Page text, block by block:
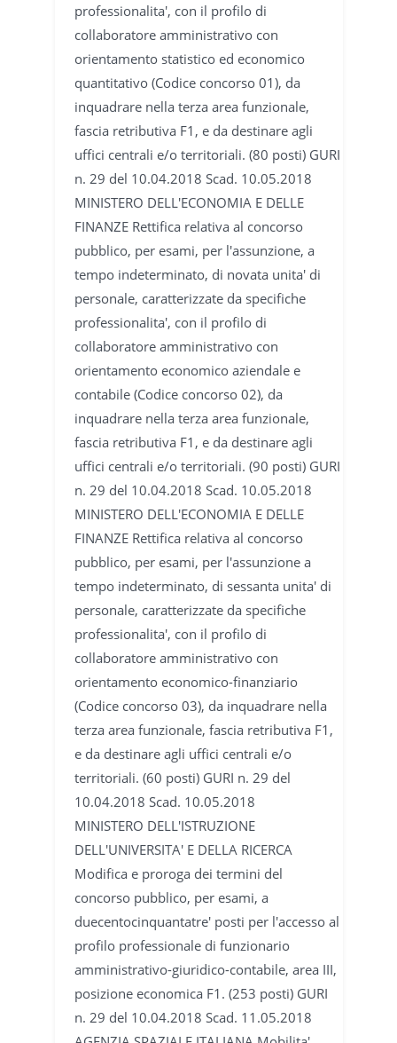
professionalita', con il profilo di
collaboratore amministrativo con
orientamento statistico ed economico
quantitativo (Codice concorso 01), da
inquadrare nella terza area funzionale,
fascia retributiva F1, e da destinare agli
uffici centrali e/o territoriali. (80 posti) GURI
n. 29 del 10.04.2018 Scad. 10.05.2018
MINISTERO DELL'ECONOMIA E DELLE
FINANZE Rettifica relativa al concorso
pubblico, per esami, per l'assunzione, a
tempo indeterminato, di novata unita' di
personale, caratterizzate da specifiche
professionalita', con il profilo di
collaboratore amministrativo con
orientamento economico aziendale e
contabile (Codice concorso 02), da
inquadrare nella terza area funzionale,
fascia retributiva F1, e da destinare agli
uffici centrali e/o territoriali. (90 posti) GURI
n. 29 del 10.04.2018 Scad. 10.05.2018
MINISTERO DELL'ECONOMIA E DELLE
FINANZE Rettifica relativa al concorso
pubblico, per esami, per l'assunzione a
tempo indeterminato, di sessanta unita' di
personale, caratterizzate da specifiche
professionalita', con il profilo di
collaboratore amministrativo con
orientamento economico-finanziario
(Codice concorso 03), da inquadrare nella
terza area funzionale, fascia retributiva F1,
e da destinare agli uffici centrali e/o
territoriali. (60 posti) GURI n. 29 del
10.04.2018 Scad. 10.05.2018
MINISTERO DELL'ISTRUZIONE
DELL'UNIVERSITA' E DELLA RICERCA
Modifica e proroga dei termini del
concorso pubblico, per esami, a
duecentocinquantatre' posti per l'accesso al
profilo professionale di funzionario
amministrativo-giuridico-contabile, area III,
posizione economica F1. (253 posti) GURI
n. 29 del 10.04.2018 Scad. 11.05.2018